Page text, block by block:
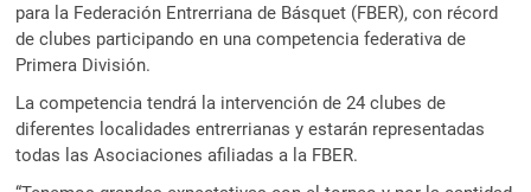
para la Federación Entrerriana de Básquet (FBER), con récord
de clubes participando en una competencia federativa de
Primera División.
La competencia tendrá la intervención de 24 clubes de
diferentes localidades entrerrianas y estarán representadas
todas las Asociaciones afiliadas a la FBER.